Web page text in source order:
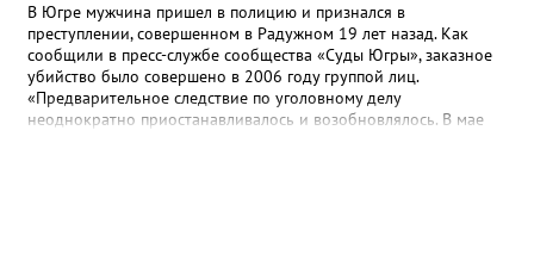
В Югре мужчина пришел в полицию и признался в
преступлении, совершенном в Радужном 19 лет назад. Как
сообщили в пресс-службе сообщества «Суды Югры», заказное
убийство было совершено в 2006 году группой лиц.
«Предварительное следствие по уголовному делу
неоднократно приостанавливалось и возобновлялось. В мае